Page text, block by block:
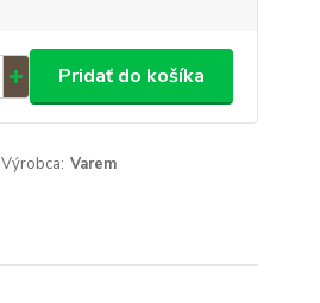
Pridať do košíka
Výrobca: Varem